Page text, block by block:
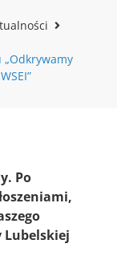
„Odkrywamy
Po
Lubelskiej